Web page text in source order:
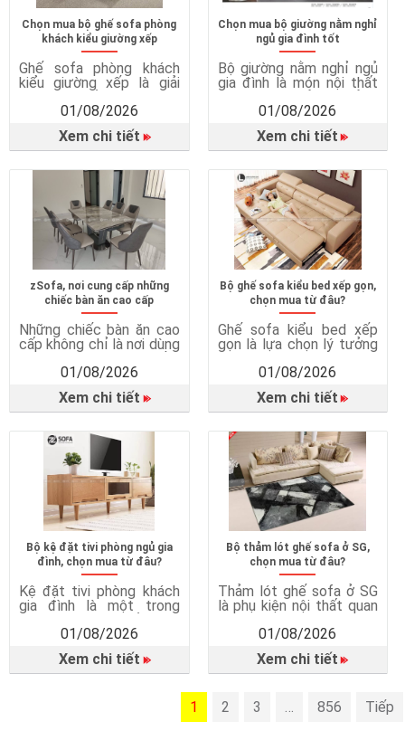
Chọn mua bộ ghế sofa phòng
khách kiểu giường xếp
Ghế sofa phòng khách
kiểu giường xếp là giải
kết hợp giữa ghế sofa và
giường ngủ trong cùng
một sản phẩm. Vì sao
cần ghế sofa giường?
Tiết kiệm diện tích hiệu
quả Sofa giường rất phù
hợp với căn hộ chung cư,
phòng ngủ nhỏ hoặc nhà
có […]
01/08/2026
Xem chi tiết
Chọn mua bộ giường nằm nghỉ
ngủ gia đình tốt
Bộ giường nằm nghỉ ngủ
gia đình là món nội thất
trực tiếp đến chất lượng
giấc ngủ, sức khỏe và sự
tiện nghi trong cuộc
sống hằng ngày. Một
chiếc giường ngủ phù
hợp không chỉ mang đến
giấc ngủ ngon mà còn
giúp bảo vệ sức khỏe, tối
ưu […]
01/08/2026
Xem chi tiết
zSofa, nơi cung cấp những
chiếc bàn ăn cao cấp
Những chiếc bàn ăn cao
cấp không chỉ là nơi dùng
tạo nên không gian sinh
hoạt chung ấm cúng và
tiện nghi cho cả gia đình.
Vì sao cần có bàn ghế
phòng ăn? Tạo không
gian sum họp gia đình
Bàn ăn là nơi các thành
viên cùng […]
01/08/2026
Xem chi tiết
Bộ ghế sofa kiểu bed xếp gọn,
chọn mua từ đâu?
Ghế sofa kiểu bed xếp
gọn là lựa chọn lý tưởng
đại nhờ thiết kế đa năng,
tiết kiệm diện tích và
mang lại nhiều tiện ích
dành cho gia đình. Vì sao
nên chọn mua ghế sofa
bed? Tối ưu không gian
sống Ghế sofa bed kết
hợp hai […]
01/08/2026
Xem chi tiết
Bộ kệ đặt tivi phòng ngủ gia
đình, chọn mua từ đâu?
Kệ đặt tivi phòng khách
gia đình là một trong
trọng giúp phòng khách
trở nên gọn gàng, tiện
nghi và thẩm mỹ hơn.
Không chỉ đơn thuần là
01/08/2026
Xem chi tiết
Bộ thảm lót ghế sofa ở SG,
chọn mua từ đâu?
Thảm lót ghế sofa ở SG
là phụ kiện nội thất quan
không gian phòng khách
và mang lại nhiều lợi ích
trong quá trình sử dụng.
Thảm lót ghế sofa không
trí mà còn góp phần bảo
01/08/2026
Xem chi tiết
1 2 3 856 Tiếp